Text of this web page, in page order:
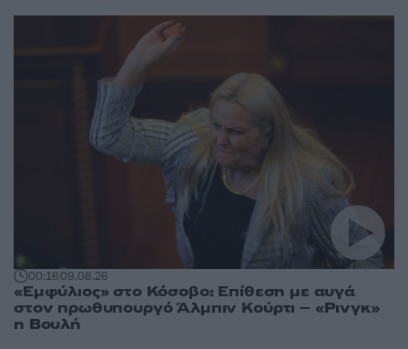
00:1609.08.26
«Εμφύλιος» στο Κόσοβο: Επίθεση με αυγά
στον πρωθυπουργό Άλμπιν Κούρτι – «Ρινγκ»
η Βουλή